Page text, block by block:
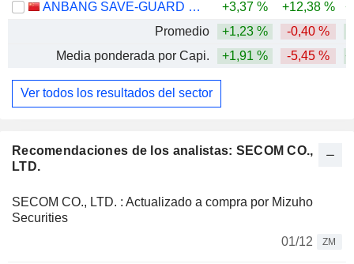
Recomendaciones de los analistas: SECOM CO.,
LTD.
SECOM CO., LTD. : Actualizado a compra por Mizuho
Securities
01/12
ZM
ANBANG SAVE-GUARD GROUP CO.,LTD.
+3,37 % +12,38 %
Promedio
+1,23 % -0,40 %
Media ponderada por Capi.
+1,91 % -5,45 %
Ver todos los resultados del sector